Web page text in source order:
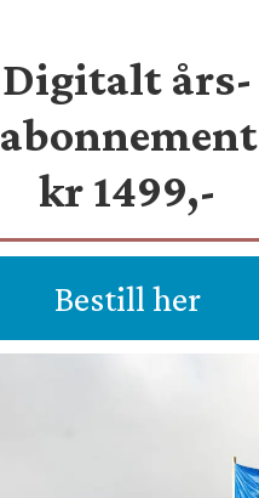
Digitalt års-
abonnement
kr 1499,-
Bestill her